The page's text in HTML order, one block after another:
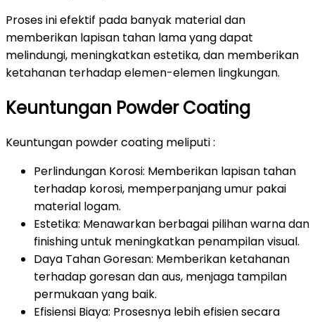
Proses ini efektif pada banyak material dan
memberikan lapisan tahan lama yang dapat
melindungi, meningkatkan estetika, dan memberikan
ketahanan terhadap elemen-elemen lingkungan.
Keuntungan Powder Coating
Keuntungan powder coating meliputi :
Perlindungan Korosi: Memberikan lapisan tahan
terhadap korosi, memperpanjang umur pakai
material logam.
Estetika: Menawarkan berbagai pilihan warna dan
finishing untuk meningkatkan penampilan visual.
Daya Tahan Goresan: Memberikan ketahanan
terhadap goresan dan aus, menjaga tampilan
permukaan yang baik.
Efisiensi Biaya: Prosesnya lebih efisien secara